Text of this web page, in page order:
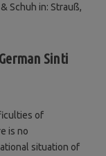
Schuh in: Strauß,
Sinti
of
is no
situation of